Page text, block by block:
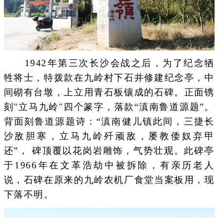
1942年第三次长沙会战之后，为了纪念牺
牲将士，特拨款在九岭村下石井修建纪念亭，中
间砌有台墩，上立用青石板镶成的石碑。正面镌
刻"立马九岭"四个篆字，落款“滇南鲁道源题”。
背面刻鲁道源题诗：“滇南健儿镇此间，三捷长
沙敌胆寒，立马九岭歼顽敌，屡教倭奴弃甲
还”， 碑顶覆以花岗岩雕饰，气势壮观。此碑亭
于1966年在文革浩劫中被拆除，有亲历老人
说，石碑在原来的九岭农机厂食堂当案板用，现
下落不明。